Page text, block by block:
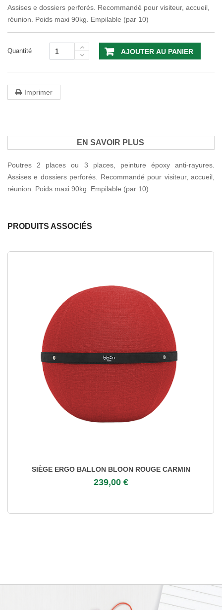
Assises e dossiers perforés. Recommandé pour visiteur, accueil,
réunion. Poids maxi 90kg. Empilable (par 10)
Quantité AJOUTER AU PANIER
Imprimer
EN SAVOIR PLUS
Poutres 2 places ou 3 places, peinture époxy anti-rayures.
Assises e dossiers perforés. Recommandé pour visiteur, accueil,
réunion. Poids maxi 90kg. Empilable (par 10)
PRODUITS ASSOCIÉS
SIÈGE ERGO BALLON BLOON ROUGE CARMIN
239,00 €